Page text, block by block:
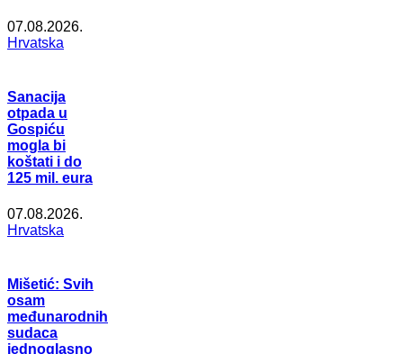
07.08.2026.
Hrvatska
Sanacija
otpada u
Gospiću
mogla bi
koštati i do
125 mil. eura
07.08.2026.
Hrvatska
Mišetić: Svih
osam
međunarodnih
sudaca
jednoglasno